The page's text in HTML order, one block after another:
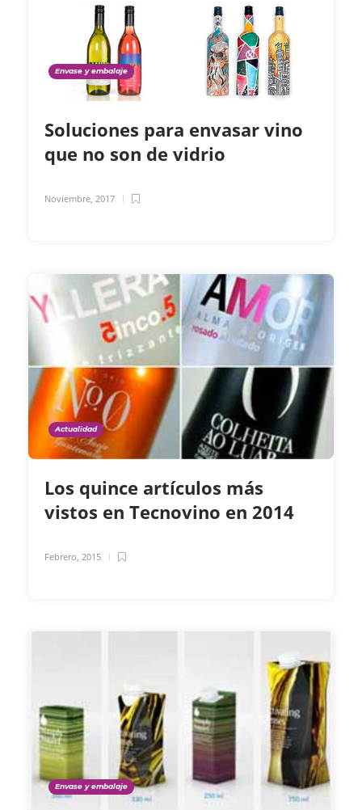
Envase y embalaje
Soluciones para envasar vino
que no son de vidrio
Noviembre, 2017
Actualidad
Los quince artículos más
vistos en Tecnovino en 2014
Febrero, 2015
Envase y embalaje